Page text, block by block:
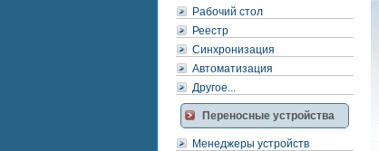
Рабочий стол
Реестр
Синхронизация
Автоматизация
Другое...
Переносные устройства
Менеджеры устройств